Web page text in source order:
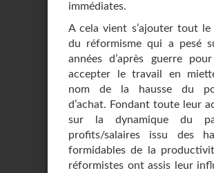
immédiates.
A cela vient s’ajouter tout le
du réformisme qui a pesé
années d’après guerre
accepter le travail en
nom de la hausse du
d’achat. Fondant toute leur
sur la dynamique du
profits/salaires issu des
formidables de la
réformistes ont assis leur